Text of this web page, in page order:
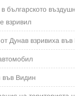
българското
взривил
Дунав взривиха във
във Видин